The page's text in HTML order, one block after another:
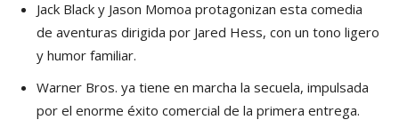
Jack Black y Jason Momoa protagonizan esta comedia
de aventuras dirigida por Jared Hess, con un tono ligero
y humor familiar.
Warner Bros. ya tiene en marcha la secuela, impulsada
por el enorme éxito comercial de la primera entrega.